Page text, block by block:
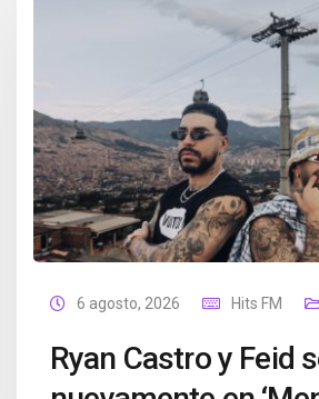
6 agosto, 2026 Hits FM
Ryan Castro y Feid